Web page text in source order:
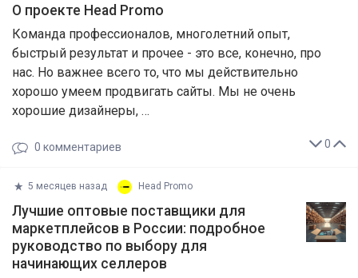
О проекте Head Promo
Команда профессионалов, многолетний опыт,
быстрый результат и прочее - это все, конечно, про
нас. Но важнее всего то, что мы действительно
хорошо умеем продвигать сайты. Мы не очень
хорошие дизайнеры, …
0
0 комментариев
5 месяцев назад Head Promo
Лучшие оптовые поставщики для
маркетплейсов в России: подробное
руководство по выбору для
начинающих селлеров